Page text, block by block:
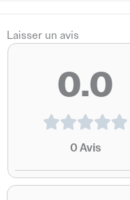
C’est un rendez-vous
amateurs de festival
combiner énergie,
un cadre accueillant
Laisser un avis
0.0
0Avis